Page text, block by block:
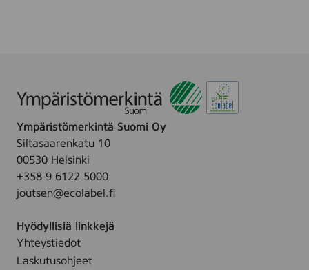
Ympäristömerkintä Suomi Oy
Siltasaarenkatu 10
00530 Helsinki
+358 9 6122 5000
joutsen@ecolabel.fi
Hyödyllisiä linkkejä
Yhteystiedot
Laskutusohjeet